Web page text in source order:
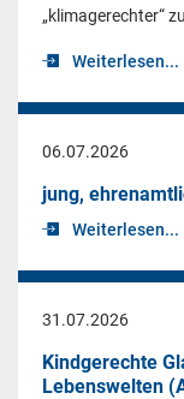
„klimagerechter“
Weiterlesen...
06.07.2026
jung,
Weiterlesen...
31.07.2026
Kindgerechte
Lebenswelten